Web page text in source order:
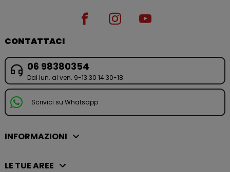
CONTATTACI
06 98380354
Dal lun. al ven. 9-13.30 14.30-18
Scrivici su Whatsapp
INFORMAZIONI
LE TUE AREE